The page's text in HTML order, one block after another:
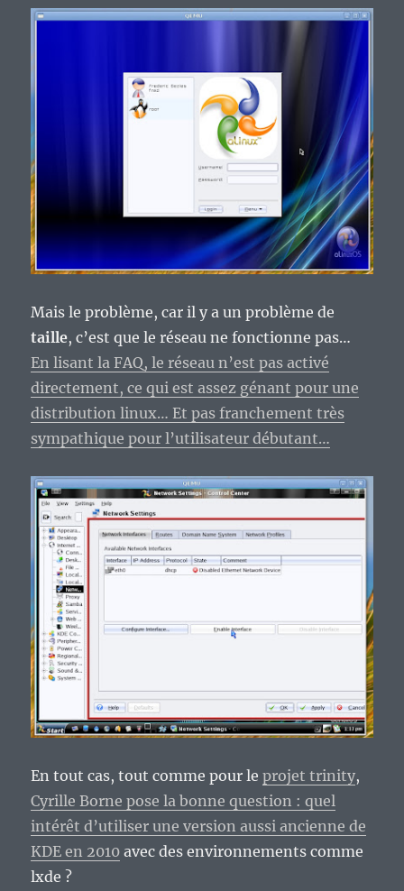
Mais le problème, car il y a un problème de
taille, c’est que le réseau ne fonctionne pas…
En lisant la FAQ, le réseau n’est pas activé
directement, ce qui est assez génant pour une
distribution linux… Et pas franchement très
sympathique pour l’utilisateur débutant…
En tout cas, tout comme pour leprojet trinity,
Cyrille Borne pose la bonne question : quel
intérêt d’utiliser une version aussi ancienne de
KDE en 2010 avec des environnements comme
lxde ?